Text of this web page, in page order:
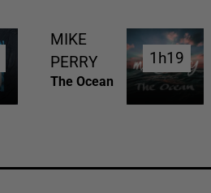
MIKE
PERRY
The Ocean
1h19
1h19